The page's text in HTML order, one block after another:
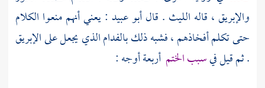
والإبريق ، قاله الليث . قالأبو عبيد : يعني أنهم منعوا الكلام
حتى تكلم أفخاذهم ، فشبه ذلك بالفدام الذي يجعل على الإبريق
. ثم قيل فيسبب الختم أربعة أوجه :